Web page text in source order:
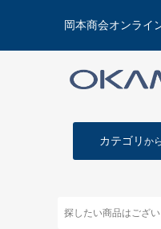
岡本商会オンライ
カテゴリ から